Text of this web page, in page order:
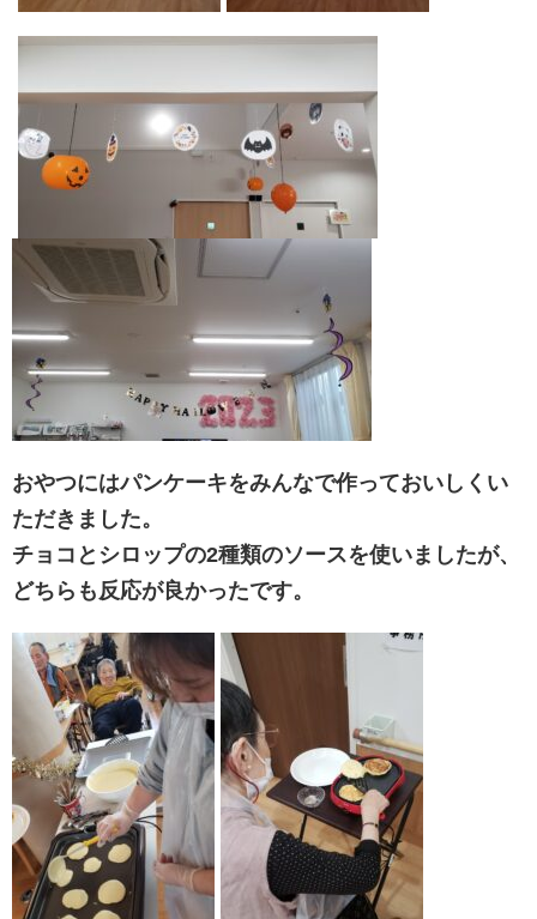
おやつにはパンケーキをみんなで作っておいしくい
ただきました。
チョコとシロップの2種類のソースを使いましたが、
どちらも反応が良かったです。